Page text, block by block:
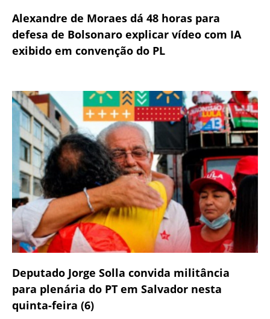
Alexandre de Moraes dá 48 horas para
defesa de Bolsonaro explicar vídeo com IA
exibido em convenção do PL
Deputado Jorge Solla convida militância
para plenária do PT em Salvador nesta
quinta-feira (6)